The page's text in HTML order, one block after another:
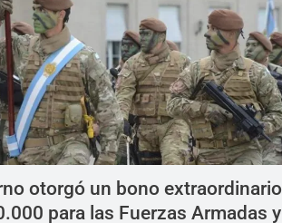
otorgó un bono extraordinario
para las Fuerzas Armadas y